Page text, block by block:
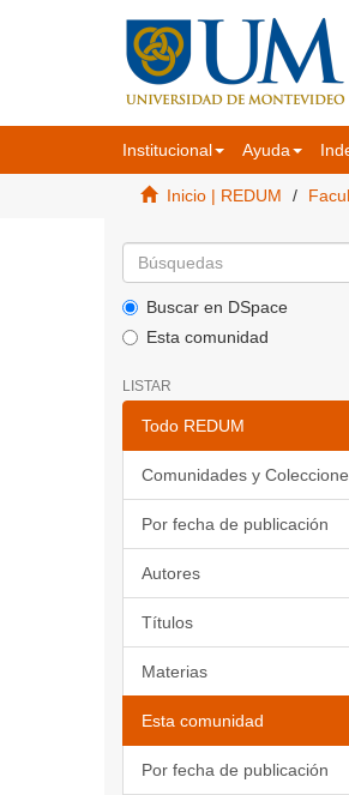
Institucional Ayuda
Inicio | REDUM
Buscar en DSpace
Esta comunidad
LISTAR
Todo REDUM
Comunidades y
Por fecha de publicación
Autores
Títulos
Materias
Esta comunidad
Por fecha de publicación